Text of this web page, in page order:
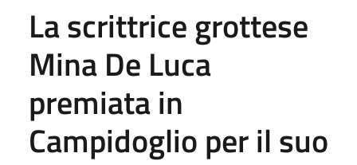
La scrittrice grottese
Mina De Luca
premiata in
Campidoglio per il suo